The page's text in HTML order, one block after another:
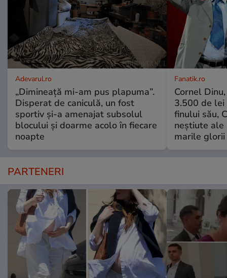
Adevarul.ro
„Dimineață mi-am pus plapuma”.
Disperat de caniculă, un fost
sportiv și-a amenajat subsolul
blocului și doarme acolo în fiecare
noapte
Fanatik.ro
Cornel
3.500 de lei
finului său,
neștiute
marile
PARTENERI